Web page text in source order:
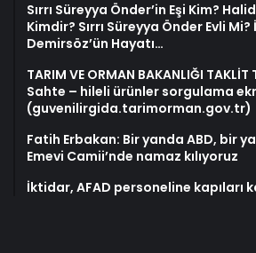
Sırrı Süreyya Önder’in Eşi Kim?
Kimdir? Sırrı Süreyya Önder Evli
Demirsöz’ün Hayatı…
TARIM VE ORMAN BAKANLIĞI TAKLİT
Sahte – hileli ürünler sorgulama
(guvenilirgida.tarimorman.gov.tr)
Fatih Erbakan: Bir yanda ABD, bir
Emevi Camii’nde namaz kılıyoruz
İktidar, AFAD personeline kapıları